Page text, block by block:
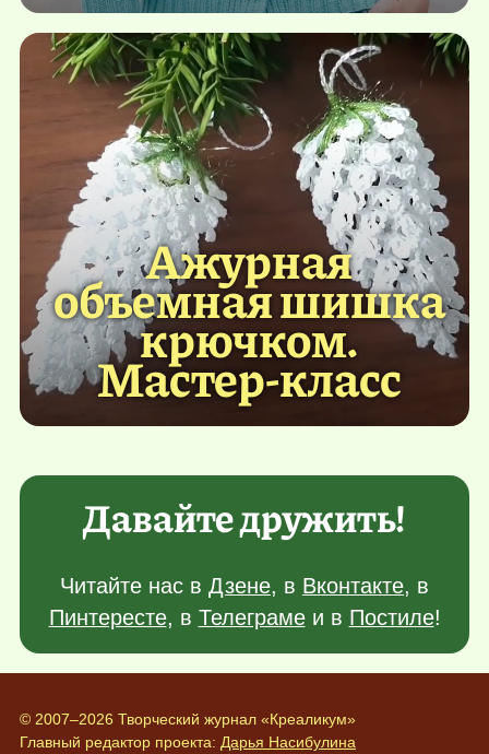
Ажурная
объемная шишка
крючком.
Мастер-класс
Давайте дружить!
Читайте нас в Дзене, в Вконтакте, в
Пинтересте, в Телеграмеи в Постиле!
© 2007–2026 Творческий журнал «Креаликум»
Главный редактор проекта: Дарья Насибулина